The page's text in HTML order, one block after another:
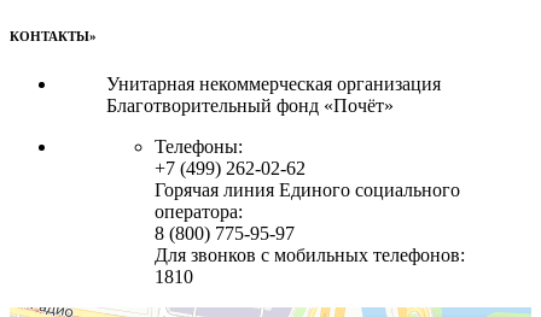
КОНТАКТЫ»
Унитарная некоммерческая организация
Благотворительный фонд «Почёт»
Телефоны:
+7 (499) 262-02-62
Горячая линия Единого социального
оператора:
8 (800) 775-95-97
Для звонков с мобильных телефонов:
1810